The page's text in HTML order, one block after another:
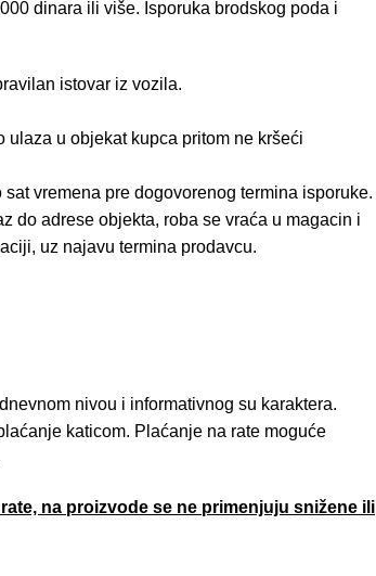
dinara ili više. Isporuka brodskog poda i
istovar iz vozila.
u objekat kupca pritom ne kršeći
vremena pre dogovorenog termina isporuke.
do adrese objekta, roba se vraća u magacin i
uz najavu termina prodavcu.
nivou i informativnog su karaktera.
katicom. Plaćanje na rate moguće
na proizvode se ne primenjuju snižene ili